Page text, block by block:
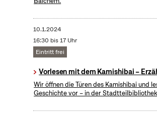
10.1.2024
16:30 bis 17 Uhr
Eintritt frei
Vorlesen mit dem Kamishibai –
Wir öffnen die Türen des Kamishibai und
Geschichte vor – in der